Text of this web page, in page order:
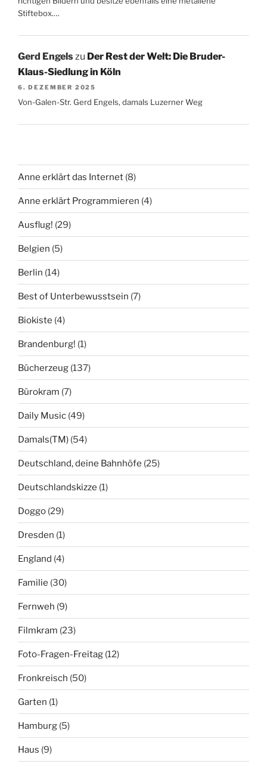
Stiftebox.…
Gerd Engelszu Der Rest der Welt: Die Bruder-
Klaus-Siedlung in Köln
6. DEZEMBER 2025
Von-Galen-Str. Gerd Engels, damals Luzerner Weg
Anne erklärt das Internet (8)
Anne erklärt Programmieren (4)
Ausflug! (29)
Belgien (5)
Berlin (14)
Best of Unterbewusstsein (7)
Biokiste (4)
Brandenburg! (1)
Bücherzeug (137)
Bürokram (7)
Daily Music (49)
Damals(TM) (54)
Deutschland, deine Bahnhöfe (25)
Deutschlandskizze (1)
Doggo (29)
Dresden (1)
England (4)
Familie (30)
Fernweh (9)
Filmkram (23)
Foto-Fragen-Freitag (12)
Fronkreisch (50)
Garten (1)
Hamburg (5)
Haus (9)